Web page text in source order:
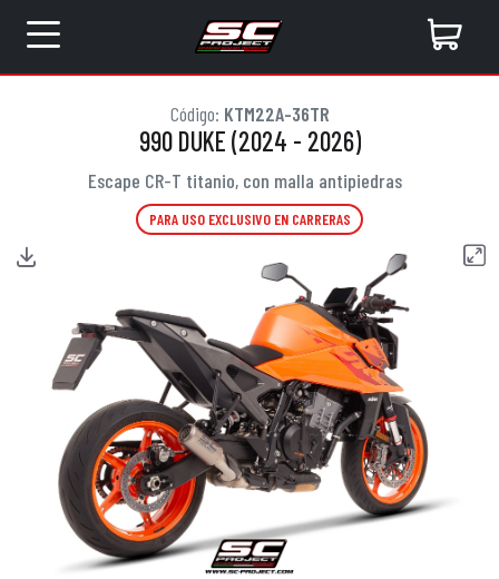
Código: KTM22A-36TR
990 DUKE (2024 - 2026)
Escape CR-T titanio, con malla antipiedras
PARA USO EXCLUSIVO EN CARRERAS